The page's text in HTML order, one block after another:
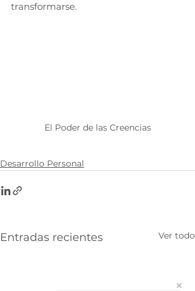
transformarse.
El Poder de las Creencias
Desarrollo Personal
Entradas recientes Ver todo